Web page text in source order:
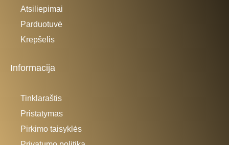
Atsiliepimai
Parduotuvė
Krepšelis
Informacija
Tinklaraštis
Pristatymas
Pirkimo taisyklės